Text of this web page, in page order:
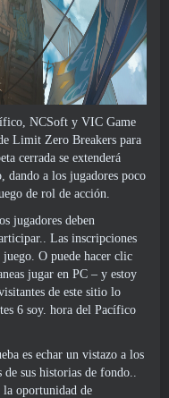
NCSoft y VIC Game
Limit Zero Breakers para
cerrada se extenderá
dando a los jugadores poco
de rol de acción.
jugadores deben
Las inscripciones
. O puede hacer clic
jugar en PC – y estoy
de este sitio lo
6 soy. hora del Pacífico
es echar un vistazo a los
de sus historias de fondo..
la oportunidad de